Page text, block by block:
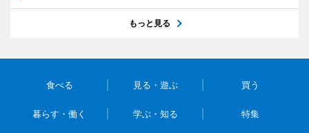
もっと見る
食べる 見る・遊ぶ 買う
暮らす・働く 学ぶ・知る 特集